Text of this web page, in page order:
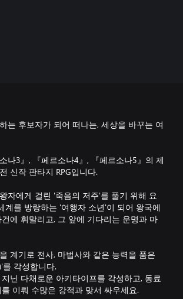
는 후보자가 되어 떠나는, 세상을 바꾸는 여
나3』, 『페르소나4』, 『페르소나5』의 제
신작 판타지 RPG입니다.
자에게 걸린 '죽음의 저주'를 풀기 위해 요
계를 방랑하는 '여행자 소년'이 되어 왕국에
에 휘말리고, 그 앞에 기다리는 운명과 마
계기로 전사, 마법사와 같은 능력을 품은
를 각성합니다.
닌 다채로운 아키타이프를 각성하고, 동료
이뤄 수많은 강적과 맞서 싸우세요.